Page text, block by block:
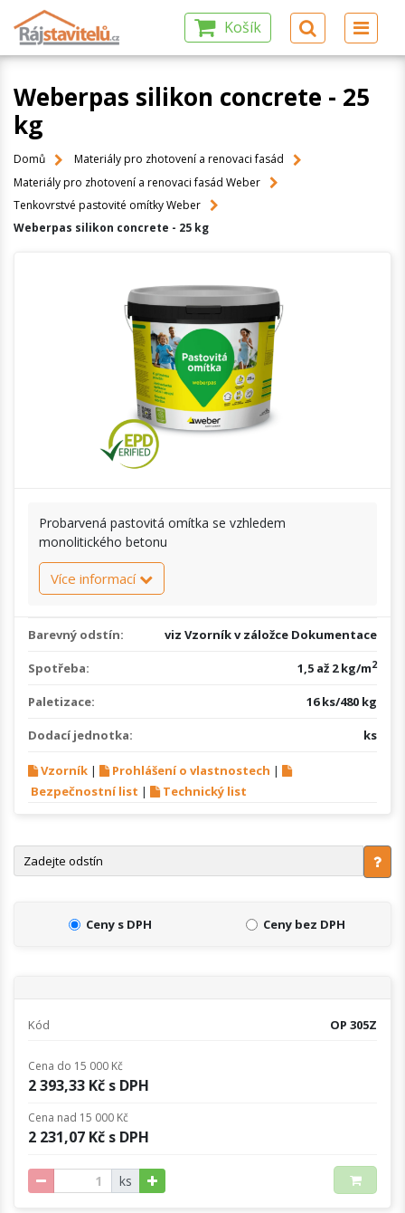
Košík
Weberpas silikon concrete - 25
kg
Domů
Materiály pro zhotovení a renovaci fasád
Materiály pro zhotovení a renovaci fasád Weber
Tenkovrstvé pastovité omítky Weber
Weberpas silikon concrete - 25 kg
Probarvená pastovitá omítka se vzhledem
monolitického betonu
Více informací
Barevný odstín: viz Vzorník v záložce Dokumentace
Spotřeba: 1,5 až 2 kg/m2
Paletizace: 16 ks/480 kg
Dodací jednotka: ks
Vzorník | Prohlášení o vlastnostech |
Bezpečnostní list | Technický list
Ceny s DPH Ceny bez DPH
Kód OP 305Z
Cena do 15 000 Kč
2 393,33 Kč s DPH
Cena nad 15 000 Kč
2 231,07 Kč s DPH
ks